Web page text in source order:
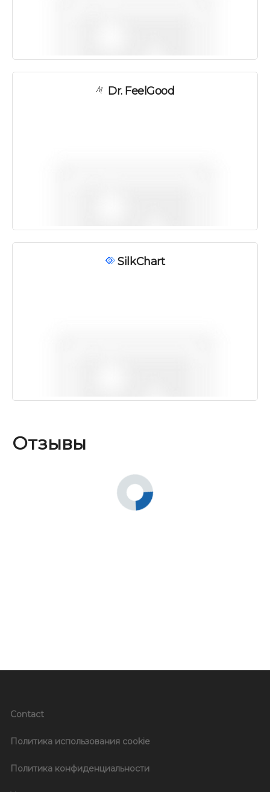
Dr. FeelGood
SilkChart
Отзывы
Contact
Политика использования cookie
Политика конфиденциальности